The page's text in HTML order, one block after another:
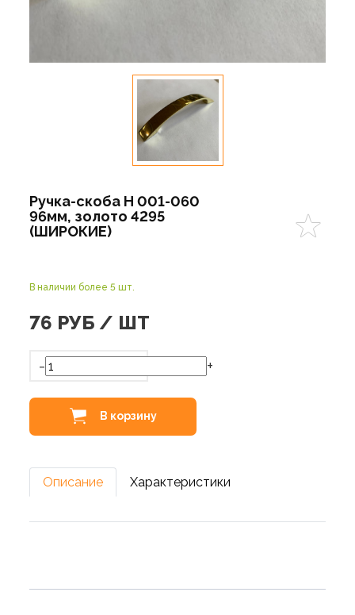
Ручка-скоба Н 001-060
96мм, золото 4295
(ШИРОКИЕ)
В наличии более 5 шт.
76 РУБ / ШТ
- +
В корзину
Описание Характеристики